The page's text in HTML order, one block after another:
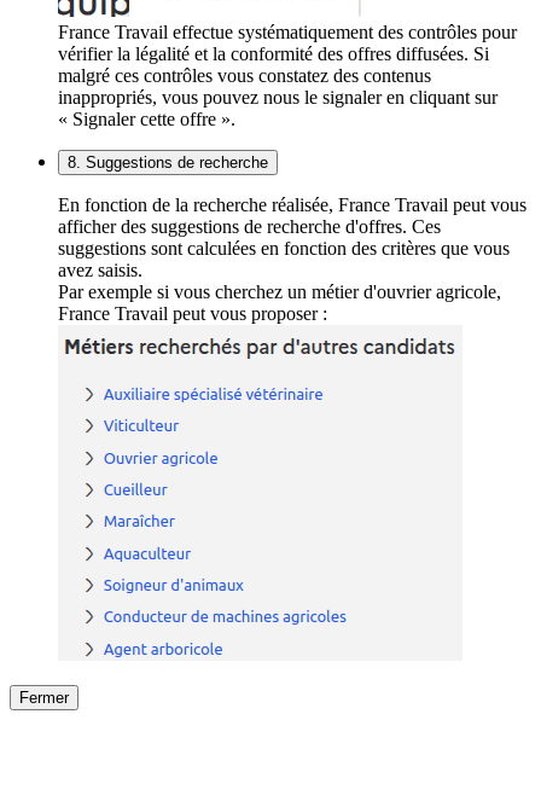
France Travail effectue systématiquement des contrôles pour
vérifier la légalité et la conformité des offres diffusées. Si
malgré ces contrôles vous constatez des contenus
inappropriés, vous pouvez nous le signaler en cliquant sur
« Signaler cette offre ».
8. Suggestions de recherche
En fonction de la recherche réalisée, France Travail peut vous
afficher des suggestions de recherche d'offres. Ces
suggestions sont calculées en fonction des critères que vous
avez saisis.
Par exemple si vous cherchez un métier d'ouvrier agricole,
France Travail peut vous proposer :
Fermer